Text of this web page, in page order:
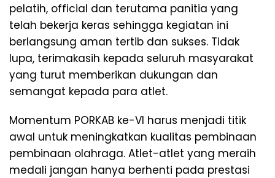
pelatih, official dan terutama panitia yang
telah bekerja keras sehingga kegiatan ini
berlangsung aman tertib dan sukses. Tidak
lupa, terimakasih kepada seluruh masyarakat
yang turut memberikan dukungan dan
semangat kepada para atlet.
Momentum PORKAB ke-Vl harus menjadi titik
awal untuk meningkatkan kualitas pembinaan
pembinaan olahraga. Atlet-atlet yang meraih
medali jangan hanya berhenti pada prestasi